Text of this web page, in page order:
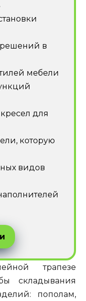
в
мебели
для
которую
видов
трапезе
складывания
пополам,